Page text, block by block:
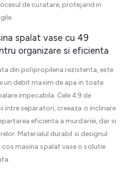
de curatare, protejand in
spalat vase cu 49
organizare si eficienta
din polipropilena rezistenta, este
un debit maxim de apa in toate
impecabila. Cele 49 de
separatori, creeaza o inclinare
eficienta a murdariei, dar si
Materialul durabil si designul
masina spalat vase o solutie